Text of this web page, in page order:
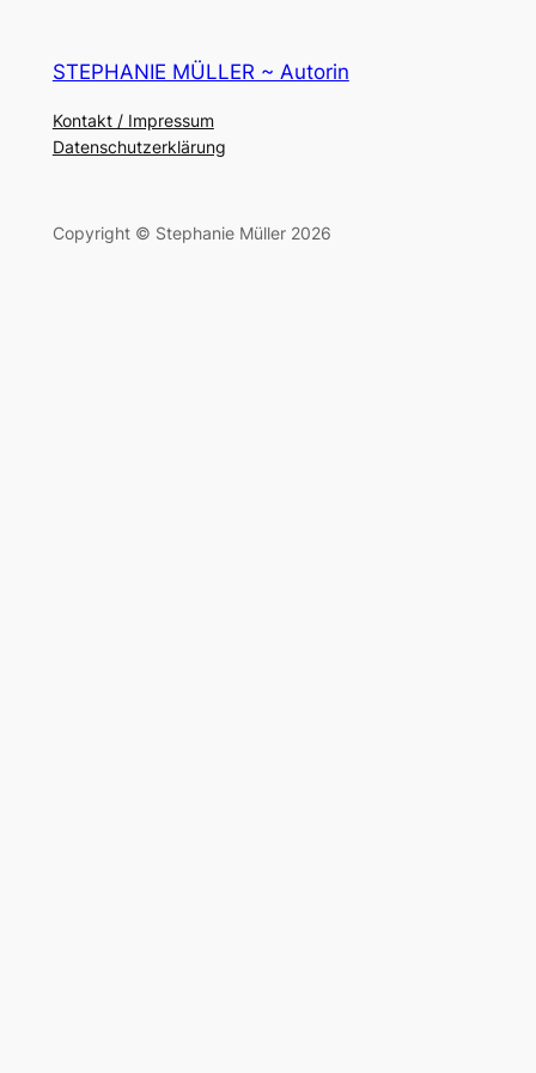
STEPHANIE MÜLLER ~ Autorin
Kontakt / Impressum
Datenschutzerklärung
Copyright © Stephanie Müller 2026